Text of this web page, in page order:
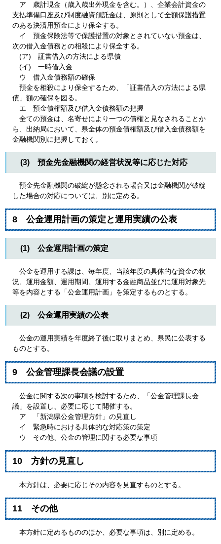
ア 歳計現金（歳入歳出外現金を含む。）、企業会計資金の
支払準備口座及び制度融資預託金は、原則として全額保護措置
のある決済用預金により保全する。
イ 預金保険法等で保護措置の対象とされていない預金は、
次の借入金債務との相殺により保全する。
(ア) 証書借入の方法による県債
(イ) 一時借入金
ウ 借入金債務額の確保
預金を相殺により保全するため、「証書借入の方法による県
債」額の確保を図る。
エ 預金債権額及び借入金債務額の把握
全ての預金は、名寄せにより一つの債権と見なされることか
ら、出納局において、県全体の預金債権額及び借入金債務額を
金融機関別に把握しておく。
(3) 預金先金融機関の経営状況等に応じた対応
預金先金融機関の破綻が懸念される場合又は金融機関が破綻
した場合の対応については、別に定める。
8 公金運用計画の策定と運用実績の公表
(1) 公金運用計画の策定
公金を運用する課は、毎年度、当該年度の具体的な資金の状
況、運用金額、運用期間、運用する金融商品並びに運用対象先
等を内容とする「公金運用計画」を策定するものとする。
(2) 公金運用実績の公表
公金の運用実績を年度終了後に取りまとめ、県民に公表する
ものとする。
9 公金管理課長会議の設置
公金に関する次の事項を検討するため、「公金管理課長会
議」を設置し、必要に応じて開催する。
ア 「新潟県公金管理方針」の見直し
イ 緊急時における具体的な対応策の策定
ウ その他、公金の管理に関する必要な事項
10 方針の見直し
本方針は、必要に応じその内容を見直すものとする。
11 その他
本方針に定めるもののほか、必要な事項は、別に定める。